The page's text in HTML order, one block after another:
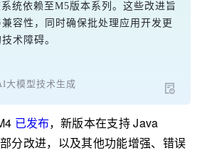
统依赖至M5版本系列。这些改进旨
容性，同时确保批处理应用开发更
术障碍。
大模型技术生成
已发布，新版本在支持 Java
分改进，以及其他功能增强、错误